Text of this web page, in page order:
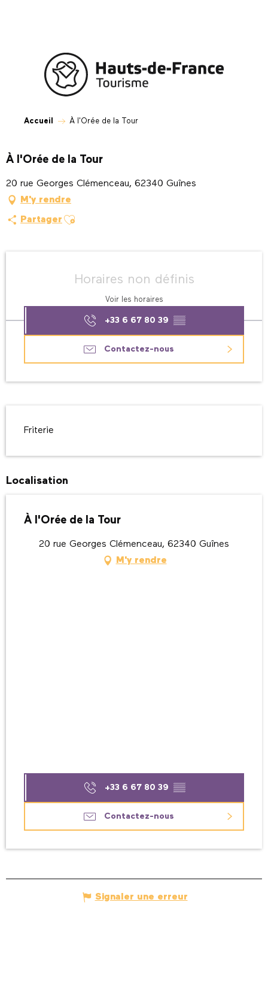
Accueil À l'Orée de la Tour
À l'Orée de la Tour
20 rue Georges Clémenceau, 62340 Guînes
M'y rendre
Partager Ajouter aux favoris
Horaires non définis
Voir les horaires
+33 6 67 80 39 ▒▒
Contactez-nous
Friterie
Localisation
À l'Orée de la Tour
20 rue Georges Clémenceau, 62340 Guînes
M'y rendre
+33 6 67 80 39 ▒▒
Contactez-nous
Signaler une erreur